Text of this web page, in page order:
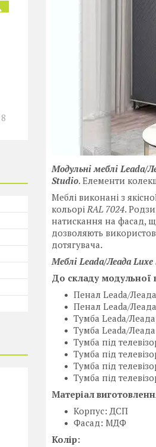
Модульні меблі Leada/
Studio. Елементи
Меблі виконані з
кольорі RAL 7024.
натискання на фасад,
дозволяють
дотягувача.
Меблі Leada/Леада
До складу модульної
Пенал Leada/
Пенал Leada/
Тумба Leada/
Тумба Leada/
Тумба під
Тумба під
Тумба під
Тумба під
Матеріал
Корпус: ДСП
Фасад: МДФ
Колір:
8